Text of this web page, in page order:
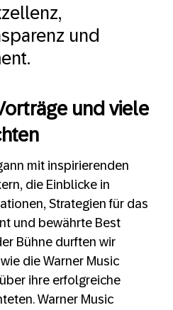
und
und viele
mit inspirierenden
die Einblicke in
Strategien für das
und bewährte Best
Bühne durften wir
die Warner Music
ihre erfolgreiche
Warner Music